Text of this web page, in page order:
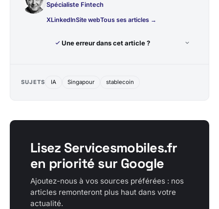
Spécialiste Fintech
XLinkedInSite webTous ses articles →
Une erreur dans cet article ?
SUJETS IA Singapour stablecoin
Lisez Servicesmobiles.fr
en priorité sur Google
Ajoutez-nous à vos sources préférées : nos
articles remonteront plus haut dans votre
actualité.